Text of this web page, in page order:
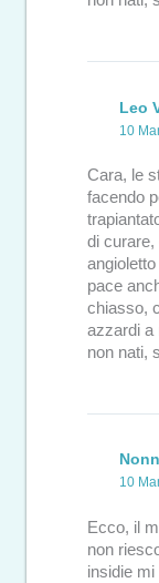
Leo
10
Cara, le
facendo
di curare,
pace
chiasso,
azzardi a
non nati,
10
Ecco, il
non
insidie mi